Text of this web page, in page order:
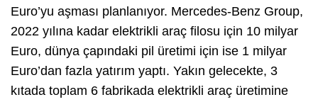
Euro’yu aşması planlanıyor. Mercedes-Benz Group,
2022 yılına kadar elektrikli araç filosu için 10 milyar
Euro, dünya çapındaki pil üretimi için ise 1 milyar
Euro’dan fazla yatırım yaptı. Yakın gelecekte, 3
kıtada toplam 6 fabrikada elektrikli araç üretimine